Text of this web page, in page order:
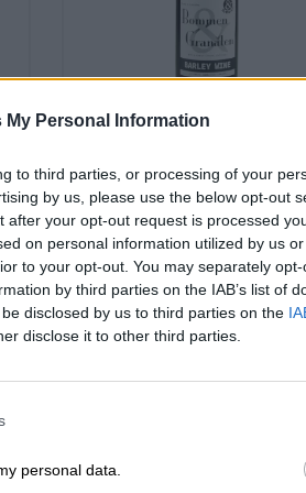
My Personal Information
to third parties, or processing of your
by us, please use the below opt-out
after your opt-out request is processed
on personal information utilized by us
to your opt-out. You may separately
by third parties on the IAB’s list of
disclosed by us to third parties on the
disclose it to other third parties.
personal data.
barley wine
De Molen
€ 4,19
MEHRWEG
0,33 L Fles - € 12,70 /
Uitverkocht